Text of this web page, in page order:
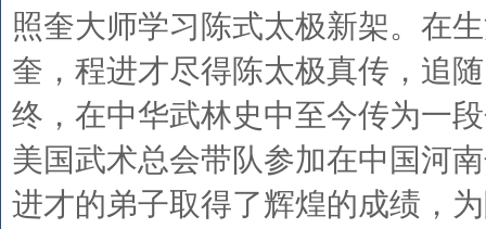
照奎大师学习陈式太极新架。在
奎，程进才尽得陈太极真传，追
终，在中华武林史中至今传为一
美国武术总会带队参加在中国河
进才的弟子取得了辉煌的成绩，